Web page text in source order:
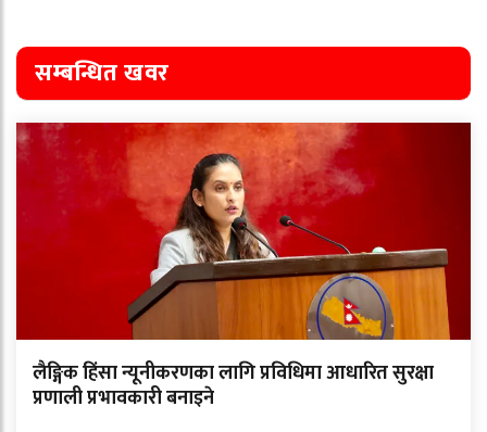
सम्बन्धित खवर
लैङ्गिक हिंसा न्यूनीकरणका लागि प्रविधिमा आधारित सुरक्षा
प्रणाली प्रभावकारी बनाइने